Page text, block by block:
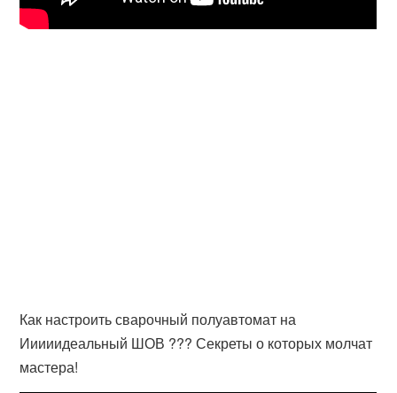
Как настроить сварочный полуавтомат на
Ииииидеальный ШОВ ??? Секреты о которых молчат
мастера!